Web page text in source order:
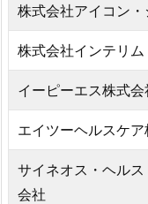
株式会社アイコン・
株式会社インテリム
イーピーエス株式会
エイツーヘルスケ
サイネオス・ヘル
会社